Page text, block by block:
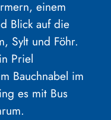
einem
Blick auf die
Sylt und Föhr.
Priel
Bauchnabel im
es mit Bus